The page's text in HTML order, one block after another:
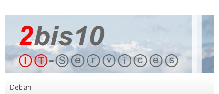
Debian